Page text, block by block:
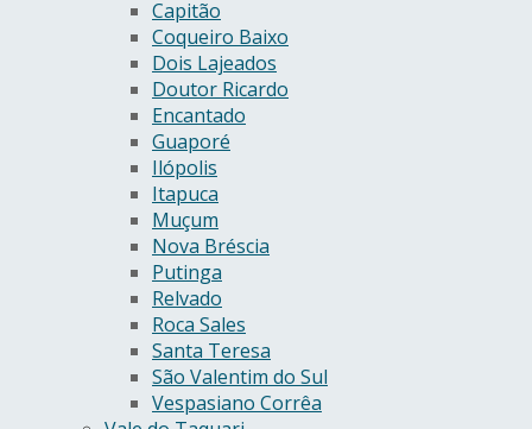
Capitão
Coqueiro Baixo
Dois Lajeados
Doutor Ricardo
Encantado
Guaporé
Ilópolis
Itapuca
Muçum
Nova Bréscia
Putinga
Relvado
Roca Sales
Santa Teresa
São Valentim do Sul
Vespasiano Corrêa